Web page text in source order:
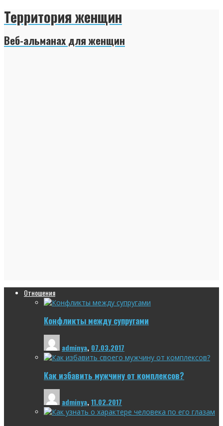
Территория женщин
Веб-альманах для женщин
Отношения
Конфликты между супругами
adminya, 07.03.2017
Как избавить мужчину от комплексов?
adminya,11.02.2017